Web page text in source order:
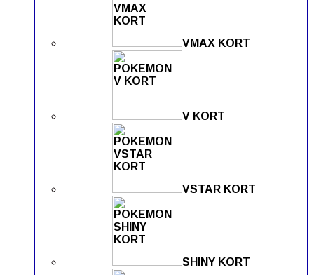
VMAX KORT
V KORT
VSTAR KORT
SHINY KORT